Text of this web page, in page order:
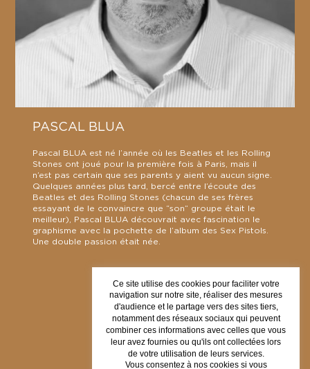
PASCAL BLUA
Pascal BLUA est né l’année où les Beatles et les Rolling
Stones ont joué pour la première fois à Paris, mais il
n’est pas certain que ses parents y aient vu aucun signe.
Quelques années plus tard, bercé entre l’écoute des
Beatles et des Rolling Stones (chacun de ses frères
essayant de le convaincre que “son” groupe était le
meilleur), Pascal BLUA découvrait avec fascination le
graphisme avec la pochette de l’album des Sex Pistols.
Une double passion était née.
NEWSLETTER
Ce site utilise des cookies pour faciliter votre
navigation sur notre site, réaliser des mesures
d'audience et le partage vers des sites tiers,
notamment des réseaux sociaux qui peuvent
combiner ces informations avec celles que vous
leur avez fournies ou qu'ils ont collectées lors
de votre utilisation de leurs services.
Vous consentez à nos cookies si vous